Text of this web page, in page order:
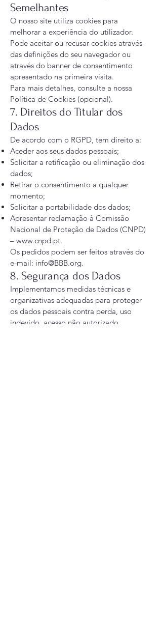
Semelhantes
O nosso site utiliza cookies para
melhorar a experiência do utilizador.
Pode aceitar ou recusar cookies através
das definições do seu navegador ou
através do banner de consentimento
apresentado na primeira visita.
Para mais detalhes, consulte a nossa
Política de Cookies (opcional).
7. Direitos do Titular dos
Dados
De acordo com o RGPD, tem direito a:
Aceder aos seus dados pessoais;
Solicitar a retificação ou eliminação dos
dados;
Retirar o consentimento a qualquer
momento;
Solicitar a portabilidade dos dados;
Apresentar reclamação à Comissão
Nacional de Proteção de Dados (CNPD)
– www.cnpd.pt.
Os pedidos podem ser feitos através do
e-mail: info@BBB.org.
8. Segurança dos Dados
Implementamos medidas técnicas e
organizativas adequadas para proteger
os dados pessoais contra perda, uso
indevido, acesso não autorizado,